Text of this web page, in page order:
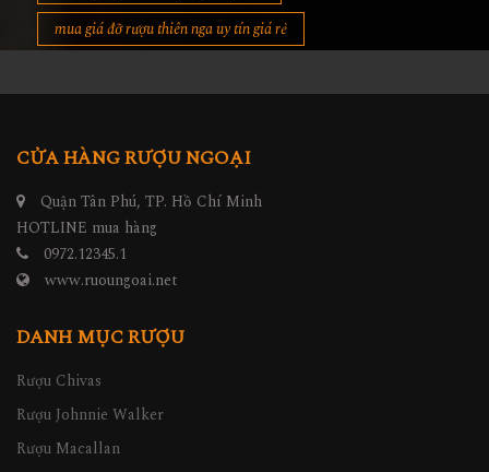
mua giá đỡ rượu thiên nga uy tín giá rẻ
CỬA HÀNG RƯỢU NGOẠI
Quận Tân Phú, TP. Hồ Chí Minh
HOTLINE mua hàng
0972.12345.1
www.ruoungoai.net
DANH MỤC RƯỢU
Rượu Chivas
Rượu Johnnie Walker
Rượu Macallan